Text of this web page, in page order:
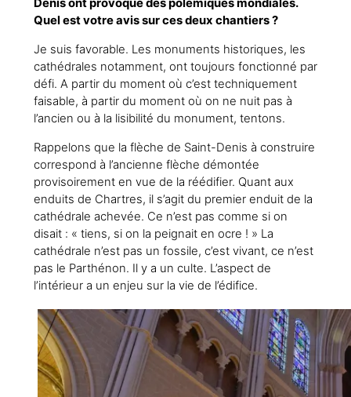
Denis ont provoqué des polémiques mondiales.
Quel est votre avis sur ces deux chantiers ?
Je suis favorable. Les monuments historiques, les
cathédrales notamment, ont toujours fonctionné par
défi. A partir du moment où c’est techniquement
faisable, à partir du moment où on ne nuit pas à
l’ancien ou à la lisibilité du monument, tentons.
Rappelons que la flèche de Saint-Denis à construire
correspond à l’ancienne flèche démontée
provisoirement en vue de la réédifier. Quant aux
enduits de Chartres, il s’agit du premier enduit de la
cathédrale achevée. Ce n’est pas comme si on
disait : « tiens, si on la peignait en ocre ! » La
cathédrale n’est pas un fossile, c’est vivant, ce n’est
pas le Parthénon. Il y a un culte. L’aspect de
l’intérieur a un enjeu sur la vie de l’édifice.